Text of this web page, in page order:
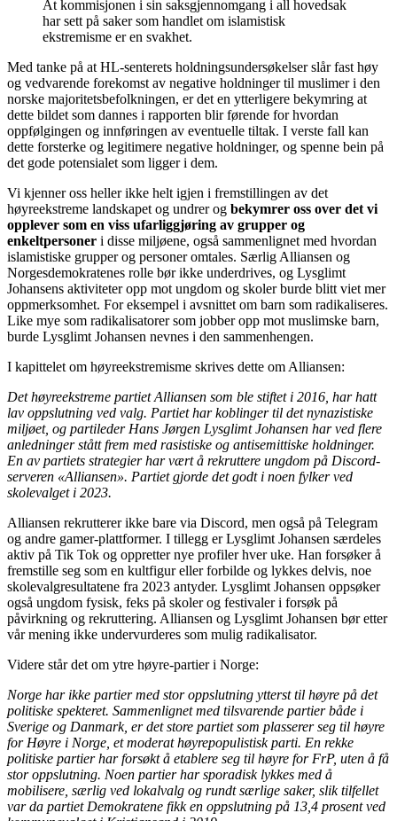
At kommisjonen i sin saksgjennomgang i all hovedsak
har sett på saker som handlet om islamistisk
ekstremisme er en svakhet.
Med tanke på at HL-senterets holdningsundersøkelser slår fast høy
og vedvarende forekomst av negative holdninger til muslimer i den
norske majoritetsbefolkningen, er det en ytterligere bekymring at
dette bildet som dannes i rapporten blir førende for hvordan
oppfølgingen og innføringen av eventuelle tiltak. I verste fall kan
dette forsterke og legitimere negative holdninger, og spenne bein på
det gode potensialet som ligger i dem.
Vi kjenner oss heller ikke helt igjen i fremstillingen av det
høyreekstreme landskapet og undrer og bekymrer oss over det vi
opplever som en viss ufarliggjøring av grupper og
enkeltpersoner i disse miljøene, også sammenlignet med hvordan
islamistiske grupper og personer omtales. Særlig Alliansen og
Norgesdemokratenes rolle bør ikke underdrives, og Lysglimt
Johansens aktiviteter opp mot ungdom og skoler burde blitt viet mer
oppmerksomhet. For eksempel i avsnittet om barn som radikaliseres.
Like mye som radikalisatorer som jobber opp mot muslimske barn,
burde Lysglimt Johansen nevnes i den sammenhengen.
I kapittelet om høyreekstremisme skrives dette om Alliansen:
Det høyreekstreme partiet Alliansen som ble stiftet i 2016, har hatt
lav oppslutning ved valg. Partiet har koblinger til det nynazistiske
miljøet, og partileder Hans Jørgen Lysglimt Johansen har ved flere
anledninger stått frem med rasistiske og antisemittiske holdninger.
En av partiets strategier har vært å rekruttere ungdom på Discord-
serveren «Alliansen». Partiet gjorde det godt i noen fylker ved
skolevalget i 2023.
Alliansen rekrutterer ikke bare via Discord, men også på Telegram
og andre gamer-plattformer. I tillegg er Lysglimt Johansen særdeles
aktiv på Tik Tok og oppretter nye profiler hver uke. Han forsøker å
fremstille seg som en kultfigur eller forbilde og lykkes delvis, noe
skolevalgresultatene fra 2023 antyder. Lysglimt Johansen oppsøker
også ungdom fysisk, feks på skoler og festivaler i forsøk på
påvirkning og rekruttering. Alliansen og Lysglimt Johansen bør etter
vår mening ikke undervurderes som mulig radikalisator.
Videre står det om ytre høyre-partier i Norge:
Norge har ikke partier med stor oppslutning ytterst til høyre på det
politiske spekteret. Sammenlignet med tilsvarende partier både i
Sverige og Danmark, er det store partiet som plasserer seg til høyre
for Høyre i Norge, et moderat høyrepopulistisk parti. En rekke
politiske partier har forsøkt å etablere seg til høyre for FrP, uten å få
stor oppslutning. Noen partier har sporadisk lykkes med å
mobilisere, særlig ved lokalvalg og rundt særlige saker, slik tilfellet
var da partiet Demokratene fikk en oppslutning på 13,4 prosent ved